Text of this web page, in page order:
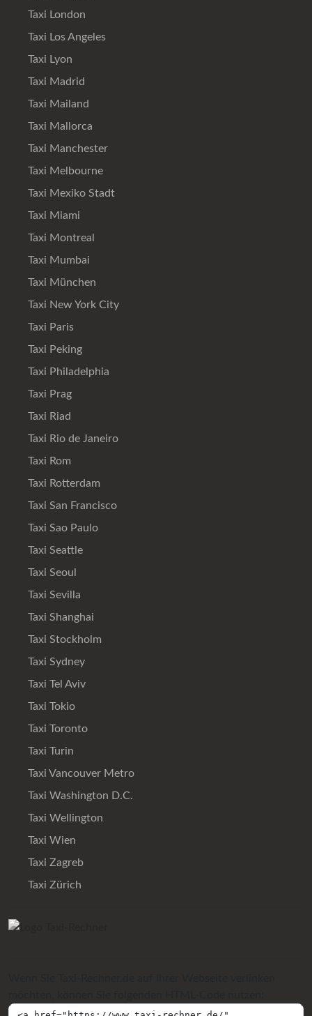
Taxi London
Taxi Los Angeles
Taxi Lyon
Taxi Madrid
Taxi Mailand
Taxi Mallorca
Taxi Manchester
Taxi Melbourne
Taxi Mexiko Stadt
Taxi Miami
Taxi Montreal
Taxi Mumbai
Taxi München
Taxi New York City
Taxi Paris
Taxi Peking
Taxi Philadelphia
Taxi Prag
Taxi Riad
Taxi Rio de Janeiro
Taxi Rom
Taxi Rotterdam
Taxi San Francisco
Taxi Sao Paulo
Taxi Seattle
Taxi Seoul
Taxi Sevilla
Taxi Shanghai
Taxi Stockholm
Taxi Sydney
Taxi Tel Aviv
Taxi Tokio
Taxi Toronto
Taxi Turin
Taxi Vancouver Metro
Taxi Washington D.C.
Taxi Wellington
Taxi Wien
Taxi Zagreb
Taxi Zürich